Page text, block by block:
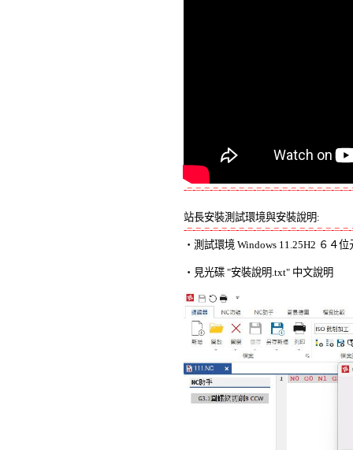
-=-=-=-=-=-=-=-=-=-=-=-=-=-=-=-=-=-=-
站長安裝測試環境與安裝說明:
-=-=-=-=-=-=-=-=-=-=-=-=-=-=-=-=-=-=-
‧測試環境 Windows 11.25H2 ６４
‧見光碟 "安裝說明.txt" 中文說明